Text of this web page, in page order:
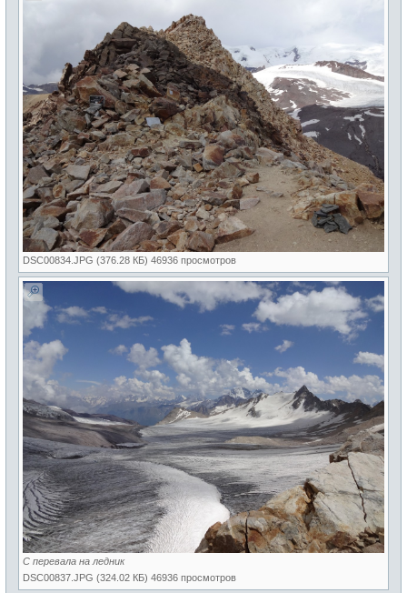
DSC00834.JPG (376.28 КБ) 46936 просмотров
С перевала на ледник
DSC00837.JPG (324.02 КБ) 46936 просмотров